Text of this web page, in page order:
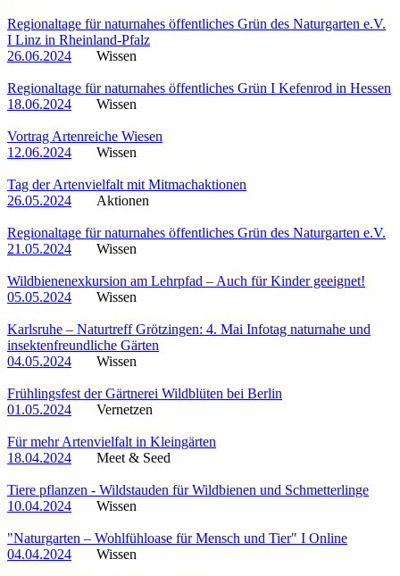
Regionaltage für naturnahes öffentliches Grün des Naturgarten e.V.
I Linz in Rheinland-Pfalz
26.06.2024
Wissen
Regionaltage für naturnahes öffentliches Grün I Kefenrod in Hessen
18.06.2024
Wissen
Vortrag Artenreiche Wiesen
12.06.2024
Wissen
Tag der Artenvielfalt mit Mitmachaktionen
26.05.2024
Aktionen
Regionaltage für naturnahes öffentliches Grün des Naturgarten e.V.
21.05.2024
Wissen
Wildbienenexkursion am Lehrpfad – Auch für Kinder geeignet!
05.05.2024
Wissen
Karlsruhe – Naturtreff Grötzingen: 4. Mai Infotag naturnahe und
insektenfreundliche Gärten
04.05.2024
Wissen
Frühlingsfest der Gärtnerei Wildblüten bei Berlin
01.05.2024
Vernetzen
Für mehr Artenvielfalt in Kleingärten
18.04.2024
Meet & Seed
Tiere pflanzen - Wildstauden für Wildbienen und Schmetterlinge
10.04.2024
Wissen
"Naturgarten – Wohlfühloase für Mensch und Tier" I Online
04.04.2024
Wissen